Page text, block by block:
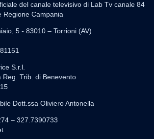
del canale televisivo di Lab Tv canale 84
Regione Campania
5 - 83010 – Torrioni (AV)
S.r.l.
Reg. Trib. di Benevento
Dott.ssa Oliviero Antonella
– 327.7390733